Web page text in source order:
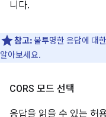
니다.
참고:불투명한 응답에 대
알아보세요.
CORS 모드 선택
응답을 읽을 수 있는 허